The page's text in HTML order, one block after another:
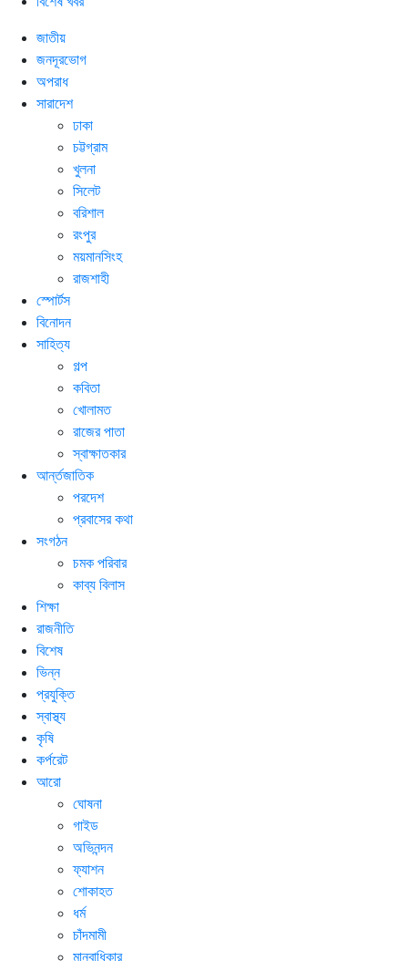
জাতীয়
জনদূরভোগ
অপরাধ
সারাদেশ
ঢাকা
চট্টগ্রাম
খুলনা
সিলেট
বরিশাল
রংপুর
ময়মানসিংহ
রাজশাহী
স্পোর্টস
বিনোদন
সাহিত্য
গল্প
কবিতা
খোলামত
রাজের পাতা
স্বাক্ষাতকার
আর্ন্তজাতিক
পরদেশ
প্রবাসের কথা
সংগঠন
চমক পরিবার
কাব্য বিলাস
শিক্ষা
রাজনীতি
বিশেষ
ভিন্ন
প্রযুক্তি
স্বাস্থ্য
কৃষি
কর্পরেট
আরো
ঘোষনা
গাইড
অভিনন্দন
ফ্যাশন
শোকাহত
ধর্ম
চাঁদমামী
মানবাধিকার